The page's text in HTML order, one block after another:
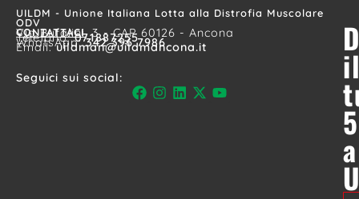
UILDM - Unione Italiana Lotta alla Distrofia Muscolare
ODV
CONTATTACI
Via Bufalini, 3 - CAP 60126 - Ancona
Telefono:071887255
WhatsApp:342 396 7986
Email:uildman@uildmancona.it
Seguici sui social:
a